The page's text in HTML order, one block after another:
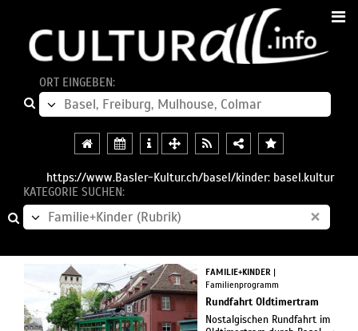
ORT EINGEBEN:
https://www.Basler-Kultur.ch/basel/kinder: basel.kultur
KATEGORIE SUCHEN:
×
FAMILIE+KINDER |
Familienprogramm
Rundfahrt Oldtimertram
Nostalgischen Rundfahrt im